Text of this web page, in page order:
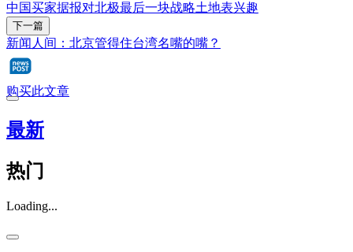
中国买家据报对北极最后一块战略土地表兴趣
下一篇
新闻人间：北京管得住台湾名嘴的嘴？
购买此文章
最新
热门
Loading...